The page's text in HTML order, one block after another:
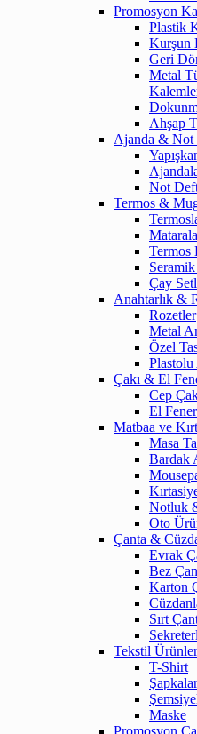
Promosyon
Plastik
Kurşun
Geri
Metal
Ahşap
Ajanda &
Not
Termos &
Termos
Çay
Anahtarlık &
Rozetler
Metal
Özel
Plastolu
Çakı & El
Cep
El
Matbaa ve
Masa
Bardak
Notluk
Oto
Çanta &
Evrak
Bez
Karton
Sırt
Tekstil
T-Shirt
Şapkalar
Maske
Promosyon